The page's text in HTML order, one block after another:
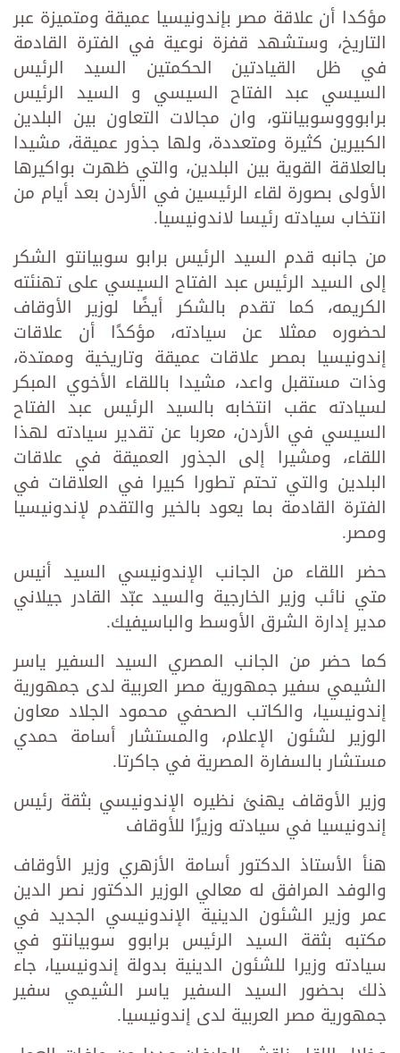
مؤكدا أن علاقة مصر بإندونيسيا عميقة ومتميزة عبر
التاريخ، وستشهد قفزة نوعية في الفترة القادمة
في ظل القيادتين الحكمتين السيد الرئيس
السيسي عبد الفتاح السيسي و السيد الرئيس
برابوووسوبيانتو، وان مجالات التعاون بين البلدين
الكبيرين كثيرة ومتعددة، ولها جذور عميقة، مشيدا
بالعلاقة القوية بين البلدين، والتي ظهرت بواكيرها
الأولى بصورة لقاء الرئيسين في الأردن بعد أيام من
انتخاب سيادته رئيسا لاندونيسيا.
من جانبه قدم السيد الرئيس برابو سوبيانتو الشكر
إلى السيد الرئيس عبد الفتاح السيسي على تهنئته
الكريمه، كما تقدم بالشكر أيضًا لوزير الأوقاف
لحضوره ممثلا عن سيادته، مؤكدًا أن علاقات
إندونيسيا بمصر علاقات عميقة وتاريخية وممتدة،
وذات مستقبل واعد، مشيدا باللقاء الأخوي المبكر
لسيادته عقب انتخابه بالسيد الرئيس عبد الفتاح
السيسي في الأردن، معربا عن تقدير سيادته لهذا
اللقاء، ومشيرا إلى الجذور العميقة في علاقات
البلدين والتي تحتم تطورا كبيرا في العلاقات في
الفترة القادمة بما يعود بالخير والتقدم لإندونيسيا
ومصر.
حضر اللقاء من الجانب الإندونيسي السيد أنيس
متي نائب وزير الخارجية والسيد عبّد القادر جيلاني
مدير إدارة الشرق الأوسط والباسيفيك.
كما حضر من الجانب المصري السيد السفير ياسر
الشيمي سفير جمهورية مصر العربية لدى جمهورية
إندونيسيا، والكاتب الصحفي محمود الجلاد معاون
الوزير لشئون الإعلام، والمستشار أسامة حمدي
مستشار بالسفارة المصرية في جاكرتا.
وزير الأوقاف يهنئ نظيره الإندونيسي بثقة رئيس
إندونيسيا في سيادته وزيرًا للأوقاف
هنأ الأستاذ الدكتور أسامة الأزهري وزير الأوقاف
والوفد المرافق له معالي الوزير الدكتور نصر الدين
عمر وزير الشئون الدينية الإندونيسي الجديد في
مكتبه بثقة السيد الرئيس برابوو سوبيانتو في
سيادته وزيرا للشئون الدينية بدولة إندونيسيا، جاء
ذلك بحضور السيد السفير ياسر الشيمي سفير
جمهورية مصر العربية لدى إندونيسيا.